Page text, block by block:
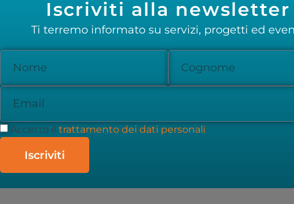
Iscriviti alla newsletter
Ti terremo informato su servizi, progetti ed
Accetto il trattamento dei dati personali
Iscriviti